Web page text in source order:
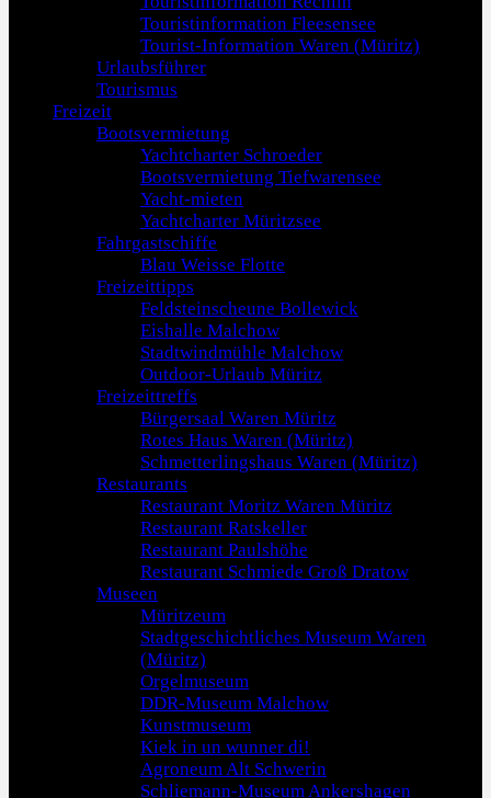
Touristinformation Fleesensee
Tourist-Information Waren (Müritz)
Urlaubsführer
Tourismus
Freizeit
Bootsvermietung
Yachtcharter Schroeder
Bootsvermietung Tiefwarensee
Yacht-mieten
Yachtcharter Müritzsee
Fahrgastschiffe
Blau Weisse Flotte
Freizeittipps
Feldsteinscheune Bollewick
Eishalle Malchow
Stadtwindmühle Malchow
Outdoor-Urlaub Müritz
Freizeittreffs
Bürgersaal Waren Müritz
Rotes Haus Waren (Müritz)
Schmetterlingshaus Waren (Müritz)
Restaurants
Restaurant Moritz Waren Müritz
Restaurant Ratskeller
Restaurant Paulshöhe
Restaurant Schmiede Groß Dratow
Museen
Müritzeum
Stadtgeschichtliches Museum Waren
(Müritz)
Orgelmuseum
DDR-Museum Malchow
Kunstmuseum
Kiek in un wunner di!
Agroneum Alt Schwerin
Schliemann-Museum Ankershagen